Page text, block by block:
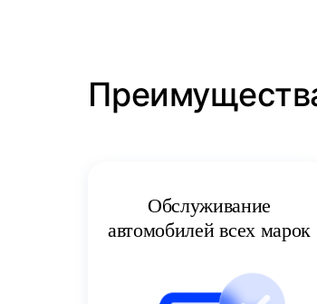
Обслуживание
автомобилей всех марок